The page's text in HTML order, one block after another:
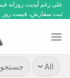
Skip
to
علی رغم آپدیت روزانه
ثبت سفارش، قیمت روز را
جستجو
برای: